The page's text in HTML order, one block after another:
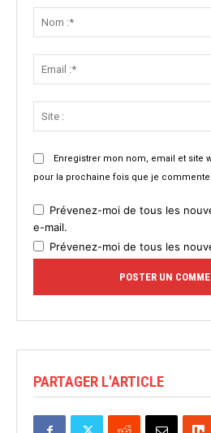
Enregistrer mon nom, email et site
pour la prochaine fois que je
Prévenez-moi de tous les
e-mail.
Prévenez-moi de tous les
PARTAGER L'ARTICLE